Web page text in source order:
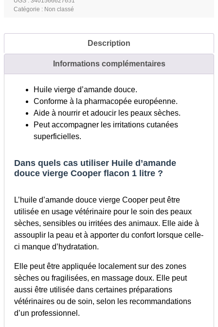
vierge
flacon
Catégorie : Non classé
Description
Informations complémentaires
Huile vierge d’amande douce.
Conforme à la pharmacopée européenne.
Aide à nourrir et adoucir les peaux sèches.
Peut accompagner les irritations cutanées
superficielles.
Dans quels cas utiliser Huile d’amande
douce vierge Cooper flacon 1 litre ?
L’huile d’amande douce vierge Cooper peut être
utilisée en usage vétérinaire pour le soin des peaux
sèches, sensibles ou irritées des animaux. Elle aide à
assouplir la peau et à apporter du confort lorsque celle-
ci manque d’hydratation.
Elle peut être appliquée localement sur des zones
sèches ou fragilisées, en massage doux. Elle peut
aussi être utilisée dans certaines préparations
vétérinaires ou de soin, selon les recommandations
d’un professionnel.